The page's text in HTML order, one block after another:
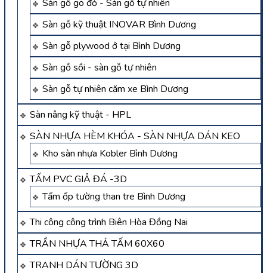
Sàn gỗ gõ đỏ - Sàn gỗ tự nhiên
Sàn gỗ kỹ thuật INOVAR Bình Dương
Sàn gỗ plywood ở tại Bình Dương
Sàn gỗ sồi - sàn gỗ tự nhiên
Sàn gỗ tự nhiên căm xe Bình Dương
Sàn nâng kỹ thuật - HPL
SÀN NHỰA HÈM KHÓA - SÀN NHỰA DÁN KEO
Kho sàn nhựa Kobler Bình Dương
TẤM PVC GIẢ ĐÁ -3D
Tấm ốp tường than tre Bình Dương
Thi công công trình Biên Hòa Đồng Nai
TRẦN NHỰA THẢ TẤM 60X60
TRANH DÁN TƯỜNG 3D